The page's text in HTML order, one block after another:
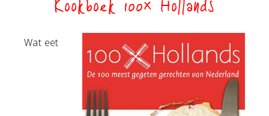
Kookboek 100x Hollands
Wat eet